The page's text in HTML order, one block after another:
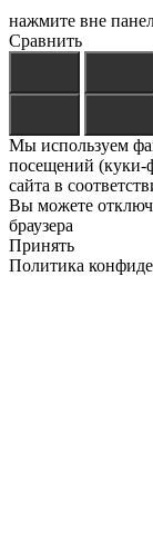
нажмите вне
Сравнить
Мы используем
посещений (куки-
сайта в
Вы можете
браузера
Принять
Политика